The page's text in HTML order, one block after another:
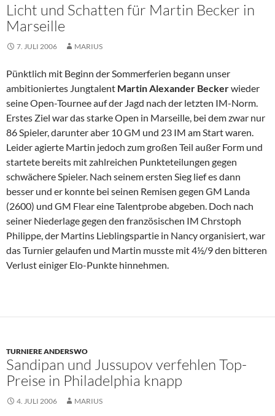
Licht und Schatten für Martin Becker in
Marseille
7. JULI 2006 MARIUS
Pünktlich mit Beginn der Sommerferien begann unser
ambitioniertes Jungtalent Martin Alexander Beckerwieder
seine Open-Tournee auf der Jagd nach der letzten IM-Norm.
Erstes Ziel war das starke Open in Marseille, bei dem zwar nur
86 Spieler, darunter aber 10 GM und 23 IM am Start waren.
Leider agierte Martin jedoch zum großen Teil außer Form und
startete bereits mit zahlreichen Punkteteilungen gegen
schwächere Spieler. Nach seinem ersten Sieg lief es dann
besser und er konnte bei seinen Remisen gegen GM Landa
(2600) und GM Flear eine Talentprobe abgeben. Doch nach
seiner Niederlage gegen den französischen IM Chrstoph
Philippe, der Martins Lieblingspartie in Nancy organisiert, war
das Turnier gelaufen und Martin musste mit 4½/9 den bitteren
Verlust einiger Elo-Punkte hinnehmen.
TURNIERE ANDERSWO
Sandipan und Jussupov verfehlen Top-
Preise in Philadelphia knapp
4. JULI 2006 MARIUS